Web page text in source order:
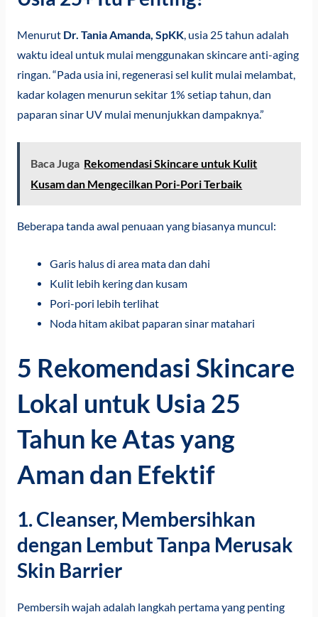
Menurut Dr. Tania Amanda, SpKK, usia 25 tahun adalah
waktu ideal untuk mulai menggunakan skincare anti-aging
ringan. “Pada usia ini, regenerasi sel kulit mulai melambat,
kadar kolagen menurun sekitar 1% setiap tahun, dan
paparan sinar UV mulai menunjukkan dampaknya.”
Baca Juga Rekomendasi Skincare untuk Kulit
Kusam dan Mengecilkan Pori-Pori Terbaik
Beberapa tanda awal penuaan yang biasanya muncul:
Garis halus di area mata dan dahi
Kulit lebih kering dan kusam
Pori-pori lebih terlihat
Noda hitam akibat paparan sinar matahari
5 Rekomendasi Skincare
Lokal untuk Usia 25
Tahun ke Atas yang
Aman dan Efektif
1. Cleanser, Membersihkan
dengan Lembut Tanpa Merusak
Skin Barrier
Pembersih wajah adalah langkah pertama yang penting